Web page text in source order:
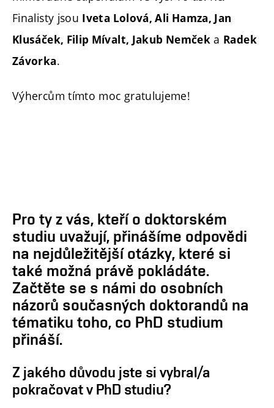
Finalisty jsou Iveta Lolová, Ali Hamza, Jan
Klusáček, Filip Mívalt, Jakub Nemčeka Radek
Závorka.
Výhercům tímto moc gratulujeme!
Pro ty z vás, kteří o doktorském
studiu uvažují, přinášíme odpovědi
na nejdůležitější otázky, které si
také možná právě pokládáte.
Začtěte se s námi do osobních
názorů současných doktorandů na
tématiku toho, co PhD studium
přináší.
Z jakého důvodu jste si vybral/a
pokračovat v PhD studiu?